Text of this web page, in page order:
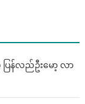
ြန်လည်ဦးမော့ လာ